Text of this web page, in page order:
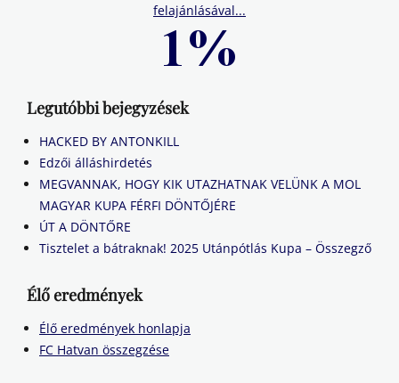
felajánlásával...
Legutóbbi bejegyzések
HACKED BY ANTONKILL
Edzői álláshirdetés
MEGVANNAK, HOGY KIK UTAZHATNAK VELÜNK A MOL
MAGYAR KUPA FÉRFI DÖNTŐJÉRE
ÚT A DÖNTŐRE
Tisztelet a bátraknak! 2025 Utánpótlás Kupa – Összegző
Élő eredmények
Élő eredmények honlapja
FC Hatvan összegzése